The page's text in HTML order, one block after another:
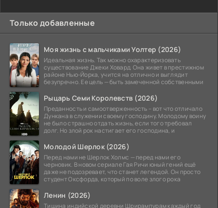
Только добавленные
Моя жизнь с мальчиками Уолтер (2026)
Идеальная жизнь. Так можно охарактеризовать
существование Джеки Ховард. Она живет в престижном
районе Нью-Йорка, учится на отлично и выглядит
безупречно. Ее цель — быть замеченной собственными
Рыцарь Семи Королевств (2026)
Преданность и самоотверженность – вот что отличало
Дункана в служении своему господину. Молодому воину
не было страшно отдать жизнь, если того требовал
долг. Но злой рок настигает его господина, и
Молодой Шерлок (2026)
Перед нами не Шерлок Холмс — перед нами его
черновик. В новом сериале Гая Ричи юный гений ещё
даже не подозревает, что станет легендой. Он просто
студент Оксфорда, который по воле злого рока
Ленин (2026)
Тишина индийской деревни Шрирампурам каждый год